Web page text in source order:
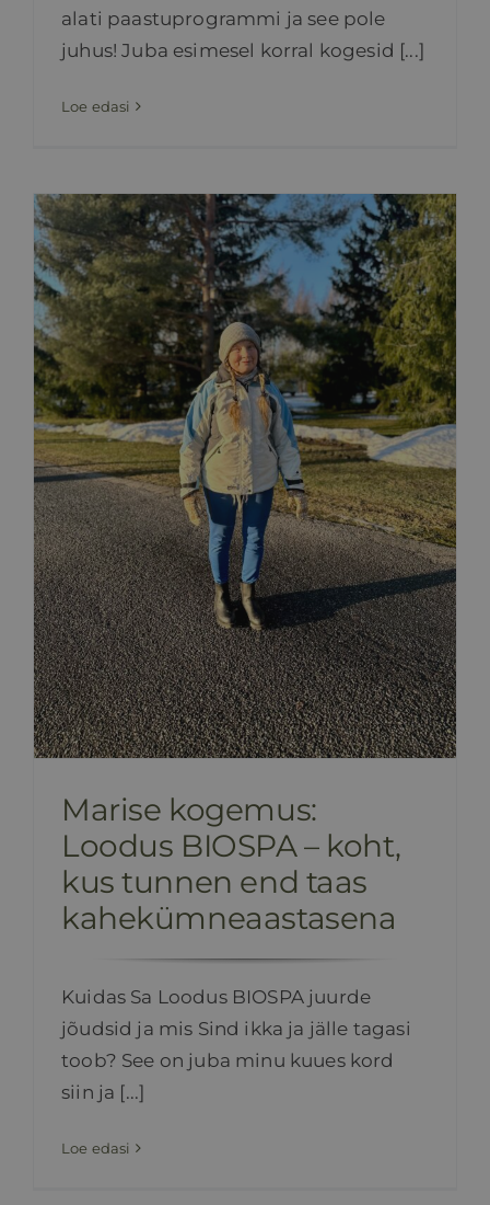
alati paastuprogrammi ja see pole
juhus! Juba esimesel korral kogesid [...]
Loe edasi
Marise kogemus:
Loodus BIOSPA – koht,
kus tunnen end taas
kahekümneaastasena
Kuidas Sa Loodus BIOSPA juurde
jõudsid ja mis Sind ikka ja jälle tagasi
toob? See on juba minu kuues kord
siin ja [...]
Loe edasi